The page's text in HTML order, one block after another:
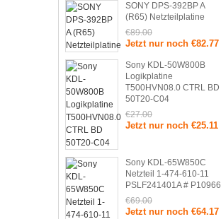
SONY DPS-392BP A
(R65) Netzteilplatine
€89.00
Jetzt nur noch €82.77
Sony KDL-50W800B
Logikplatine
T500HVN08.0 CTRL BD
50T20-C04
€27.00
Jetzt nur noch €25.11
Sony KDL-65W850C
Netzteil 1-474-610-11
PSLF241401A # P10966
€69.00
Jetzt nur noch €64.17